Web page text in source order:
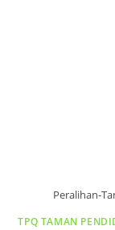
Peralihan-
TPQ TAMAN